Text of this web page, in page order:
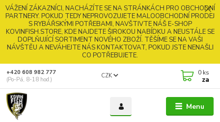
VÁŽENÍ ZÁKAZNÍCI, NACHÁZÍTE SE NA STRÁNKÁCH PRO OBCHODNÍ
PARTNERY. POKUD TEDY NEPROVOZUJETE MALOOBCHODNÍ PRODEJ
S RYBÁŘSKÝMI POTŘEBAMI, NAVŠTIVTE NÁŠ E-SHOP
KOVINFISH.STORE, KDE NAJDETE ŠIROKOU NABÍDKU A NEUSTÁLE SE
DOPLŇUJÍCÍ SORTIMENT NOVÉHO ZBOŽÍ. TĚŠÍME SE NA VAŠI
NÁVŠTĚU A NEVÁHEJTE NÁS KONTAKTOVAT, POKUD JSTE NENAŠLI
CO POTŘEBUJETE.
Menu
CZK
+420 608 982 777
(Po-Pá, 8-18 hod.)
0 ks
za